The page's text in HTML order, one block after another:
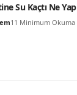
Su Kaçtı Ne
11 Minimum Okuma